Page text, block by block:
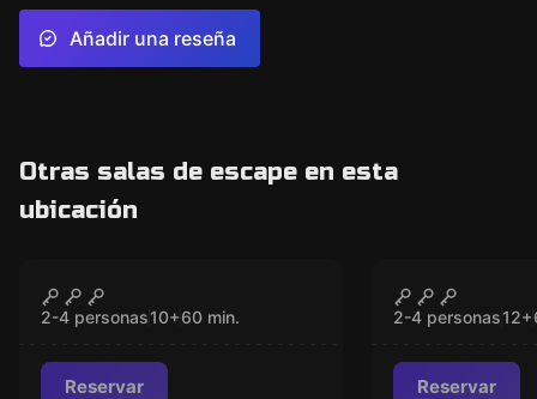
Añadir una reseña
Otras salas de escape en esta
ubicación
Survival VR
2-4 personas10+60 min.
Reservar
Prince of
Dagger of
2-4 personas12+
Reservar